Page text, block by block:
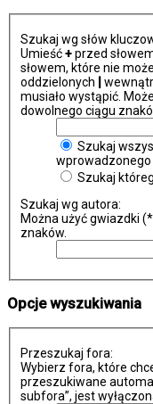
Szukaj wg słów
Umieść+przed
słowem, które nie
oddzielonych
musiało wystąpić.
dowolnego ciągu
Szukaj
wprowadzonego
Szukaj
Szukaj wg autora:
Można użyć gwiazdki
znaków.
Opcje wyszukiwania
Przeszukaj fora:
Wybierz fora, które
przeszukiwane
subfora”, jest